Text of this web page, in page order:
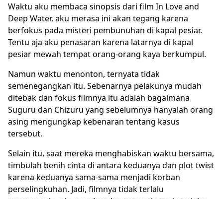
Waktu aku membaca sinopsis dari film In Love and
Deep Water, aku merasa ini akan tegang karena
berfokus pada misteri pembunuhan di kapal pesiar.
Tentu aja aku penasaran karena latarnya di kapal
pesiar mewah tempat orang-orang kaya berkumpul.
Namun waktu menonton, ternyata tidak
semenegangkan itu. Sebenarnya pelakunya mudah
ditebak dan fokus filmnya itu adalah bagaimana
Suguru dan Chizuru yang sebelumnya hanyalah orang
asing mengungkap kebenaran tentang kasus
tersebut.
Selain itu, saat mereka menghabiskan waktu bersama,
timbulah benih cinta di antara keduanya dan plot twist
karena keduanya sama-sama menjadi korban
perselingkuhan. Jadi, filmnya tidak terlalu